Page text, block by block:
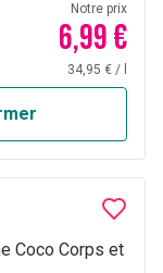
Notre prix
6,99 €
34,95 € /
Coco Corps et